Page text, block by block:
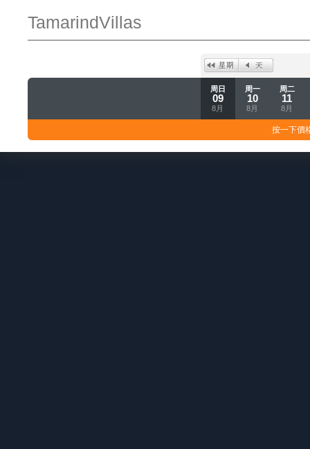
TamarindVillas
周日
09
8月
周一
10
8月
周二
11
8月
按一下價